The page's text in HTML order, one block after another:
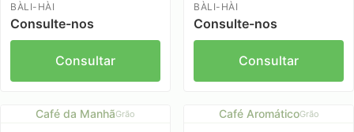
BÀLI-HÀI
Consulte-nos
Consultar
BÀLI-HÀI
Consulte-nos
Consultar
Café da ManhãGrão Café AromáticoGrão